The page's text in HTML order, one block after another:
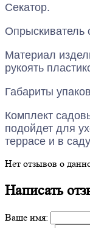
Секатор.
Материал
рукоять
Габариты
Комплект
подойдет для
террасе и в
Нет отзывов о
Написать
Ваше имя: